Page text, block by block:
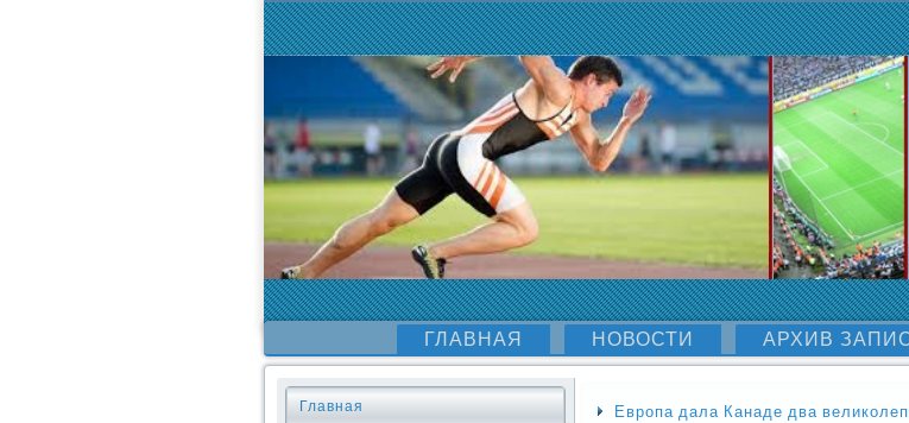
ГЛАВНАЯ НОВОСТИ АРХИВ
Главная Европа дала Канаде два